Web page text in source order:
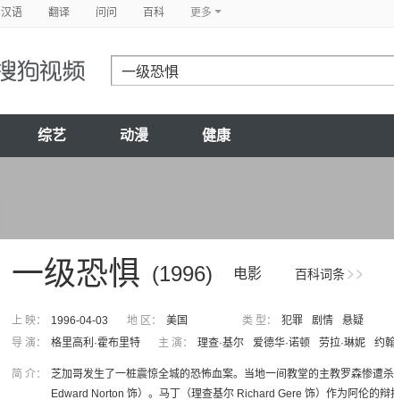
汉语 翻译 问问 百科 更多
综艺 动漫 健康
百科词条
(1996) 电影
一级恐惧
上 映： 1996-04-03 地 区： 美国 类 型： 犯罪 剧情
悬疑
导 演：
格里高利·霍布里特 主 演： 理查·基尔 爱德华·诺顿 劳拉·琳妮 约
简 介：
芝加哥发生了一桩震惊全城的恐怖血案。当地一间教堂的主教罗森惨遭
Edward Norton 饰）。马丁（理查基尔 Richard Gere 饰）作为阿伦的辩